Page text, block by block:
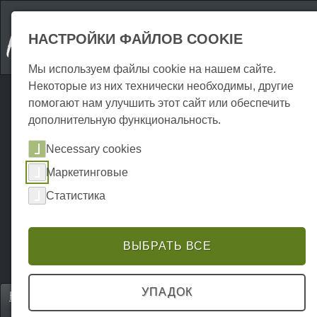
Home
Отели и гостевые дома
P0385UH01343
НАСТРОЙКИ ФАЙЛОВ COOKIE
Мы используем файлы cookie на нашем сайте.
Некоторые из них технически необходимы, другие
помогают нам улучшить этот сайт или обеспечить
дополнительную функциональность.
Necessary cookies
Маркетинговые
Статистика
ВЫБРАТЬ ВСЕ
УПАДОК